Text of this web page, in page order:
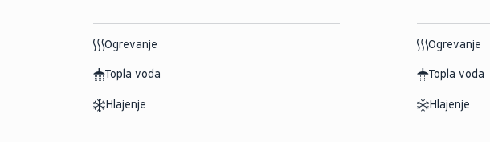
Ogrevanje
Topla voda
Hlajenje
Ogrevanje
Topla voda
Hlajenje